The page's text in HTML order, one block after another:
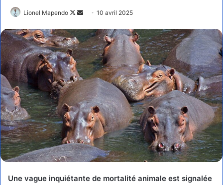
Lionel Mapendo
Follow
X
Envoyer
courriel
10 avril 2025
Une vague inquiétante de mortalité animale est signalée